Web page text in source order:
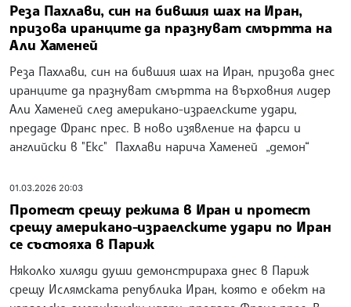
Реза Пахлави, син на бившия шах на Иран,
призова иранците да празнуват смъртта на
Али Хаменей
Реза Пахлави, син на бившия шах на Иран, призова днес
иранците да празнуват смъртта на върховния лидер
Али Хаменей след американо-израелските удари,
предаде Франс прес. В ново изявление на фарси и
английски в "Екс" Пахлави нарича Хаменей „демон“
01.03.2026 20:03
Протест срещу режима в Иран и протест
срещу американо-израелските удари по Иран
се състояха в Париж
Няколко хиляди души демонстрираха днес в Париж
срещу Ислямската република Иран, която е обект на